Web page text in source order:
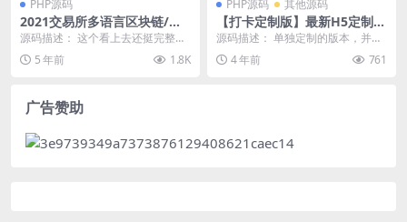
PHP源码
2021交易所多语言区块链/完
整数据/币币交易/秒合约交易/
杠杆交易/虚拟币行情交易
源码描述： 这个看上去还挺完整我
也没测试了，计划任务什么的都带
了，安装教程也有应...
5 年前 1.8K
PHP源码 其他源码
【打卡定制版】最新H5定制版
早起打卡支付已接带完整搭建
教程
源码描述： 单独定制的版本，并未
流通过，UI很漂亮，专业的早起打
开平台，和之前的...
4 年前 761
广告赞助